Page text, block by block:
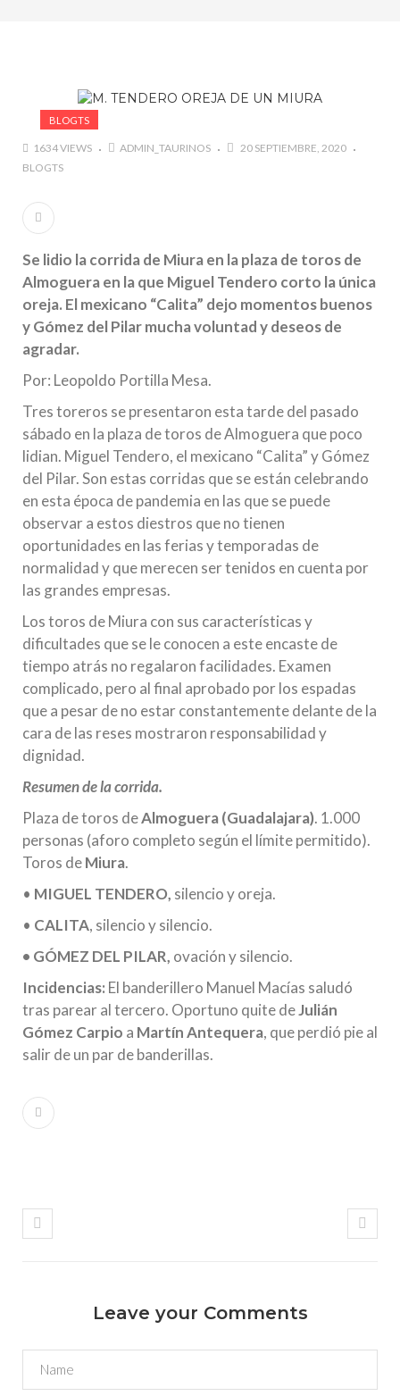
#LA COLOMBIA TAURINA SE VISTE DE LUCES EN
BOGOTA
BLOGTS
1634 VIEWS ADMIN_TAURINOS
20 SEPTIEMBRE, 2020
BLOGTS
Se lidio la corrida de Miura en la plaza de toros de
Almoguera en la que Miguel Tendero corto la única
oreja. El mexicano “Calita” dejo momentos buenos
y Gómez del Pilar mucha voluntad y deseos de
agradar.
Por: Leopoldo Portilla Mesa.
Tres toreros se presentaron esta tarde del pasado
sábado en la plaza de toros de Almoguera que poco
lidian. Miguel Tendero, el mexicano “Calita” y Gómez
del Pilar. Son estas corridas que se están celebrando
en esta época de pandemia en las que se puede
observar a estos diestros que no tienen
oportunidades en las ferias y temporadas de
normalidad y que merecen ser tenidos en cuenta por
las grandes empresas.
Los toros de Miura con sus características y
dificultades que se le conocen a este encaste de
tiempo atrás no regalaron facilidades. Examen
complicado, pero al final aprobado por los espadas
que a pesar de no estar constantemente delante de la
cara de las reses mostraron responsabilidad y
dignidad.
Resumen de la corrida.
Plaza de toros deAlmoguera (Guadalajara). 1.000
personas (aforo completo según el límite permitido).
Toros deMiura.
• MIGUEL TENDERO, silencio y oreja.
• CALITA, silencio y silencio.
• GÓMEZ DEL PILAR, ovación y silencio.
Incidencias: El banderillero Manuel Macías saludó
tras parear al tercero. Oportuno quite deJulián
Gómez Carpio a Martín Antequera, que perdió pie al
salir de un par de banderillas.
Leave your Comments